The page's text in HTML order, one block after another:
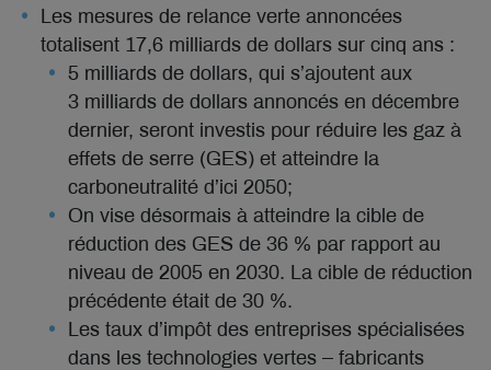
Les mesures de relance verte annoncées
totalisent 17,6 milliards de dollars sur cinq ans :
5 milliards de dollars, qui s’ajoutent aux
3 milliards de dollars annoncés en décembre
dernier, seront investis pour réduire les gaz à
effets de serre (GES) et atteindre la
carboneutralité d’ici 2050;
On vise désormais à atteindre la cible de
réduction des GES de 36 % par rapport au
niveau de 2005 en 2030. La cible de réduction
précédente était de 30 %.
Les taux d’impôt des entreprises spécialisées
dans les technologies vertes – fabricants